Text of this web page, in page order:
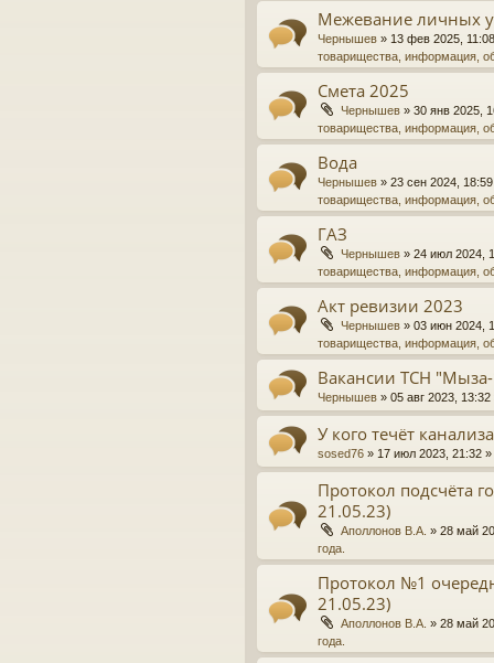
Межевание личных
Чернышев » 13 фев 2025, 11:08
товарищества, информация,
Смета 2025
Чернышев » 30 янв 2025,
товарищества, информация,
Вода
Чернышев » 23 сен 2024, 18:59
товарищества, информация,
ГАЗ
Чернышев » 24 июл 2024,
товарищества, информация,
Акт ревизии 2023
Чернышев » 03 июн 2024,
товарищества, информация,
Вакансии ТСН
Чернышев » 05 авг 2023, 13:32
У кого течёт
sosed76 » 17 июл 2023, 21:32
Протокол подсчёта
21.05.23)
Аполлонов В.А. » 28 май
года.
Протокол №1
21.05.23)
Аполлонов В.А. » 28 май
года.